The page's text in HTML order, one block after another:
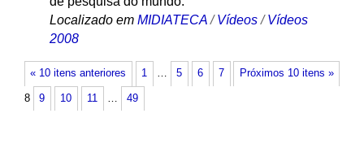
Localizado em MIDIATECA /Vídeos /Vídeos
2008
« 10 itens anteriores Próximos 10 itens »
1 … 5 6 7
8 9 10 11 … 49